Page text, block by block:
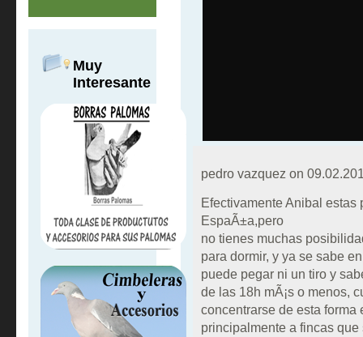
Muy
Interesante
pedro vazquez on
Efectivamente Anibal
EspaÃ±a,pero
no tienes muchas
para dormir, y ya se sabe
puede pegar ni un tiro y
de las 18h mÃ¡s o menos,
concentrarse de esta
principalmente a fincas